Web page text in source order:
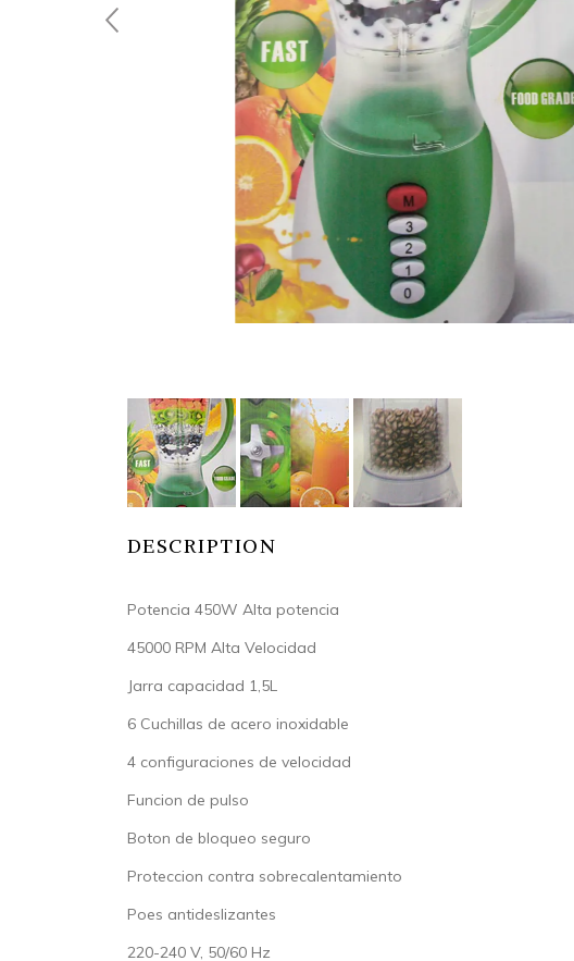
DESCRIPTION
Potencia 450W Alta potencia
45000 RPM Alta Velocidad
Jarra capacidad 1,5L
6 Cuchillas de acero inoxidable
4 configuraciones de velocidad
Funcion de pulso
Boton de bloqueo seguro
Proteccion contra sobrecalentamiento
Poes antideslizantes
220-240 V, 50/60 Hz